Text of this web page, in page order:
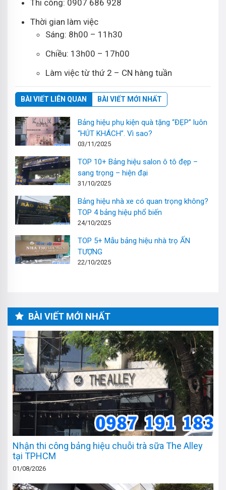
Thi công: 0907 686 928
Thời gian làm việc
Sáng: 8h00 – 11h30
Chiều: 13h00 – 17h00
Làm việc từ thứ 2 – CN hàng tuần
BÀI VIẾT LIÊN QUAN BÀI VIẾT MỚI NHẤT
Bảng hiệu phụ kiện quà tặng “ĐẸP” luôn
“HÚT KHÁCH”. Vì sao?
03/11/2025
TOP 10+ Bảng hiệu salon ô tô đẹp –
sang trọng – hiện đại
31/10/2025
Bảng hiệu nhà xe có quan trọng không?
TOP 4 bảng hiệu phổ biến
24/10/2025
TOP 5+ Mẫu bảng hiệu nhà trọ ẤN
TƯỢNG
22/10/2025
BÀI VIẾT MỚI NHẤT
Nhận thi công bảng hiệu chuỗi trà sữa The Alley
tại TPHCM
01/08/2026